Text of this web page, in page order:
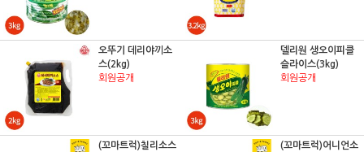
오뚜기 데리야끼소
스(2kg)
회원공개
델리원 생오이피클
슬라이스(3kg)
회원공개
(꼬마트럭)칠리소스
(꼬마트럭)어니언소